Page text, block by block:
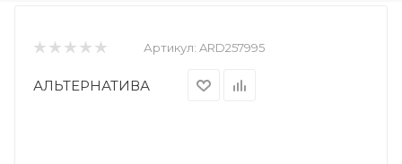
Артикул: ARD257995
АЛЬТЕРНАТИВА